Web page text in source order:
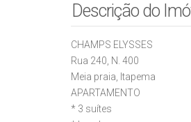
Descrição do
CHAMPS ELYSSES
Rua 240, N. 400
Meia praia, Itapema
APARTAMENTO
* 3 suítes